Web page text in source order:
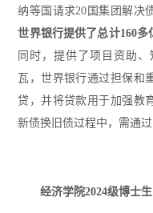
纳等国请求20国集团解决
世界银行提供了总计160
同时，提供了项目资助
瓦，世界银行通过担保和
贷，并将贷款用于加强教
新债换旧债过程中，需通
经济学院2024级博士